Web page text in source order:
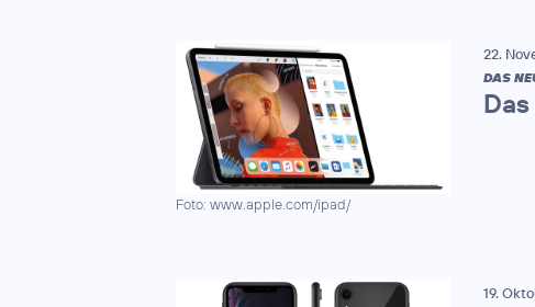
Foto: www.apple.com/ipad/
22.
DAS
19.